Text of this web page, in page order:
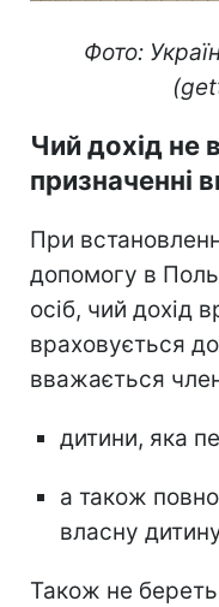
Фото:
Чий дохід не
призначенні
При
допомогу в
осіб, чий дохід
враховується
вважається
дитини, яка
а також
власну
Також не